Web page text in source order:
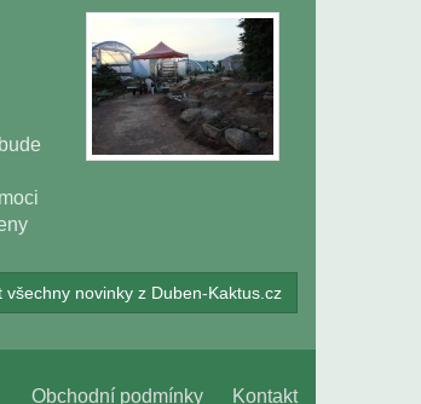
všechny novinky z Duben-Kaktus.cz
Obchodní podmínky Kontakt